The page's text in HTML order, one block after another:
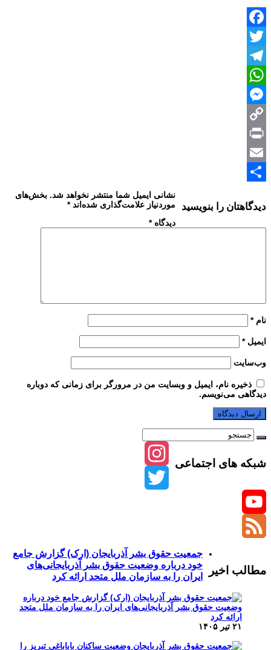
Facebook
Twitter
Telegram
WhatsApp
Messenger
Copy
Link
Print
Email
دیدگاهتان را بنویسید
نشانی ایمیل شما منتشر نخواهد شد. بخش‌های
موردنیاز علامت‌گذاری شده‌اند*
دیدگاه*
نام*
ایمیل*
وب‌سایت
ذخیره نام، ایمیل و وبسایت من در مرورگر برای زمانی که دوباره
دیدگاهی می‌نویسم.
شبکه های اجتماعی
Instagram
Twitter
YouTube
مطالب اخیر
جمعیت حقوق بشر آذربایجان (ارک) گزارش جامع
خود درباره وضعیت حقوق بشر آذربایجانی‌های
ایران را به سازمان ملل متحد ارائه کرد
۲۱ تیر ۱۴۰۵